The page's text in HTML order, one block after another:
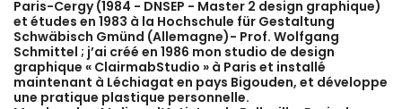
Paris-Cergy (1984 - DNSEP - Master 2 design graphique)
et études en 1983 à la Hochschule für Gestaltung
Schwäbisch Gmünd (Allemagne)- Prof. Wolfgang
Schmittel ; j’ai créé en 1986 mon studio de design
graphique « ClairmabStudio » à Paris et installé
maintenant à Léchiagat en pays Bigouden, et développe
une pratique plastique personnelle.